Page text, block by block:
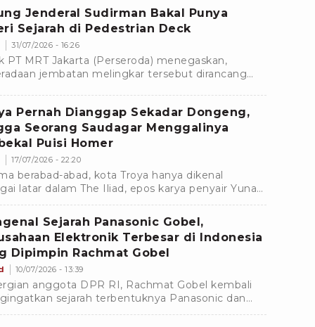
Jenderal Sudirman Bakal Punya
Sejarah di Pedestrian Deck
31/07/2026 - 16:26
PT MRT Jakarta (Perseroda) menegaskan,
jembatan melingkar tersebut dirancang
Pernah Dianggap Sekadar Dongeng,
Seorang Saudagar Menggalinya
Puisi Homer
17/07/2026 - 22:20
berabad-abad, kota Troya hanya dikenal
latar dalam The Iliad, epos karya penyair Yunani
Homer yang diperkirakan ditulis sekitar abad ke-8
Sejarah Panasonic Gobel,
Elektronik Terbesar di Indonesia
Dipimpin Rachmat Gobel
10/07/2026 - 13:39
anggota DPR RI, Rachmat Gobel kembali
sejarah terbentuknya Panasonic dan
Group yang didirikan oleh sosok Thayeb